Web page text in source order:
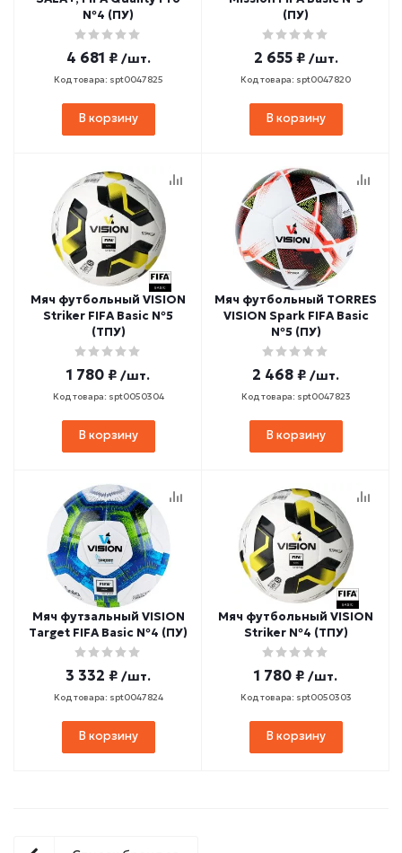
№4 (ПУ)
4 681 ₽ /шт.
Код товара: spt0047825
В корзину
(ПУ)
2 655 ₽ /шт.
Код товара: spt0047820
В корзину
Мяч футбольный VISION
Striker FIFA Basic №5
(ТПУ)
1 780 ₽ /шт.
Код товара: spt0050304
В корзину
Мяч футбольный TORRES
VISION Spark FIFA Basic
№5 (ПУ)
2 468 ₽ /шт.
Код товара: spt0047823
В корзину
Мяч футзальный VISION
Target FIFA Basic №4 (ПУ)
3 332 ₽ /шт.
Код товара: spt0047824
В корзину
Мяч футбольный VISION
Striker №4 (ТПУ)
1 780 ₽ /шт.
Код товара: spt0050303
В корзину